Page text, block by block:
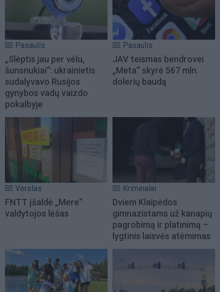
Pasaulis
„Slėptis jau per vėlu,
šunsnukiai“: ukrainietis
sudalyvavo Rusijos
gynybos vadų vaizdo
pokalbyje
Pasaulis
JAV teismas bendrovei
„Meta“ skyrė 567 mln.
dolerių baudą
Verslas
FNTT įšaldė „Mere“
valdytojos lėšas
Kriminalai
Dviem Klaipėdos
gimnazistams už kanapių
pagrobimą ir platinimą –
lygtinis laisvės atėmimas